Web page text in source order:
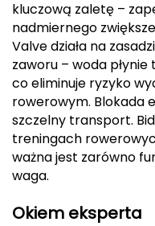
ENERO CAMP
ENERO PRO
Elmer by Swany
Extremities
F
FASHY
kluczową zaletę –
nadmiernego
Valve działa na
zaworu – woda
co eliminuje ryzyko
rowerowym. Blokada
szczelny transport.
treningach
ważna jest zarówno
waga.
Okiem eksperta